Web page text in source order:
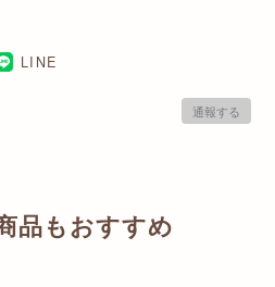
LINE
通報する
品もおすすめ